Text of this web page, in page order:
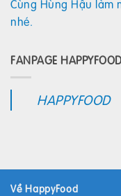
Cùng Hùng Hậu làm
nhé.
FANPAGE
HAPPYFOOD
Về HappyFood